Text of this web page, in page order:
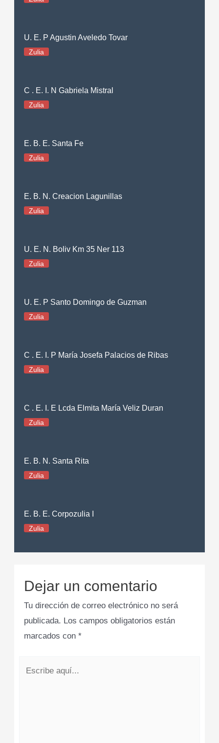
U. E. P Agustin Aveledo Tovar
Zulia
C . E. I. N Gabriela Mistral
Zulia
E. B. E. Santa Fe
Zulia
E. B. N. Creacion Lagunillas
Zulia
U. E. N. Boliv Km 35 Ner 113
Zulia
U. E. P Santo Domingo de Guzman
Zulia
C . E. I. P María Josefa Palacios de Ribas
Zulia
C . E. I. E Lcda Elmita María Veliz Duran
Zulia
E. B. N. Santa Rita
Zulia
E. B. E. Corpozulia I
Zulia
Dejar un comentario
Tu dirección de correo electrónico no será
publicada. Los campos obligatorios están
marcados con*